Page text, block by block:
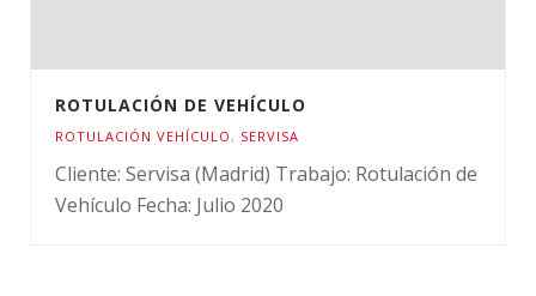
ROTULACIÓN DE VEHÍCULO
ROTULACIÓN VEHÍCULO , SERVISA
Cliente: Servisa (Madrid) Trabajo: Rotulación de
Vehículo Fecha: Julio 2020